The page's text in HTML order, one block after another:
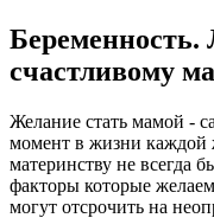
счастливому
Желание стать мамой -
момент в жизни
материнству не всегда
факторы которые
могут отсрочить на